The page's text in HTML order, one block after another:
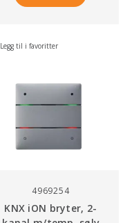
Legg til i favoritter
4969254
KNX iON bryter, 2-